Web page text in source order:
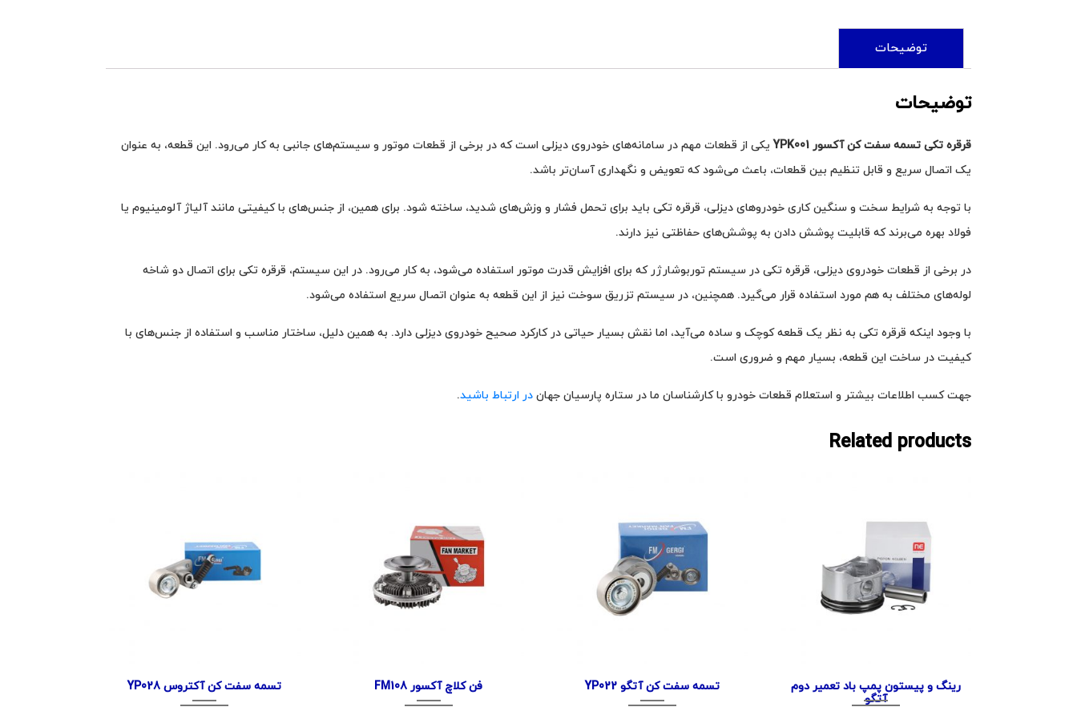
توضیحات
توضیحات
قرقره تکی تسمه سفت کن آکسور YPK001
یکی از قطعات مهم در سامانه‌های خودروی دیزلی است که در برخی از قطعات موتور و سیستم‌های جانبی به کار می‌رود. این قطعه، به عنوان
یک اتصال سریع و قابل تنظیم بین قطعات، باعث می‌شود که تعویض و نگهداری آسان‌تر باشد.
با توجه به شرایط سخت و سنگین کاری خودروهای دیزلی، قرقره تکی باید برای تحمل فشار و وزش‌های شدید، ساخته شود. برای همین، از جنس‌های با کیفیتی مانند آلیاژ آلومینیوم یا
فولاد بهره می‌برند که قابلیت پوشش دادن به پوشش‌های حفاظتی نیز دارند.
در برخی از قطعات خودروی دیزلی، قرقره تکی در سیستم توربوشارژر که برای افزایش قدرت موتور استفاده می‌شود، به کار می‌رود. در این سیستم، قرقره تکی برای اتصال دو شاخه
لوله‌های مختلف به هم مورد استفاده قرار می‌گیرد. همچنین، در سیستم تزریق سوخت نیز از این قطعه به عنوان اتصال سریع استفاده می‌شود.
با وجود اینکه قرقره تکی به نظر یک قطعه کوچک و ساده می‌آید، اما نقش بسیار حیاتی در کارکرد صحیح خودروی دیزلی دارد. به همین دلیل، ساختار مناسب و استفاده از جنس‌های با
کیفیت در ساخت این قطعه، بسیار مهم و ضروری است.
جهت کسب اطلاعات بیشتر و استعلام قطعات خودرو با کارشناسان ما در ستاره پارسیان جهان در ارتباط باشید.
Related products
رینگ و پیستون پمپ باد تعمیر دوم
آتگو
تسمه سفت کن آتگو YP022 فن کلاچ آکسور FM108 تسمه سفت کن آکتروس YP028